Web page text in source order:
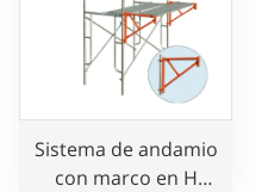
Sistema de andamio
con marco en H